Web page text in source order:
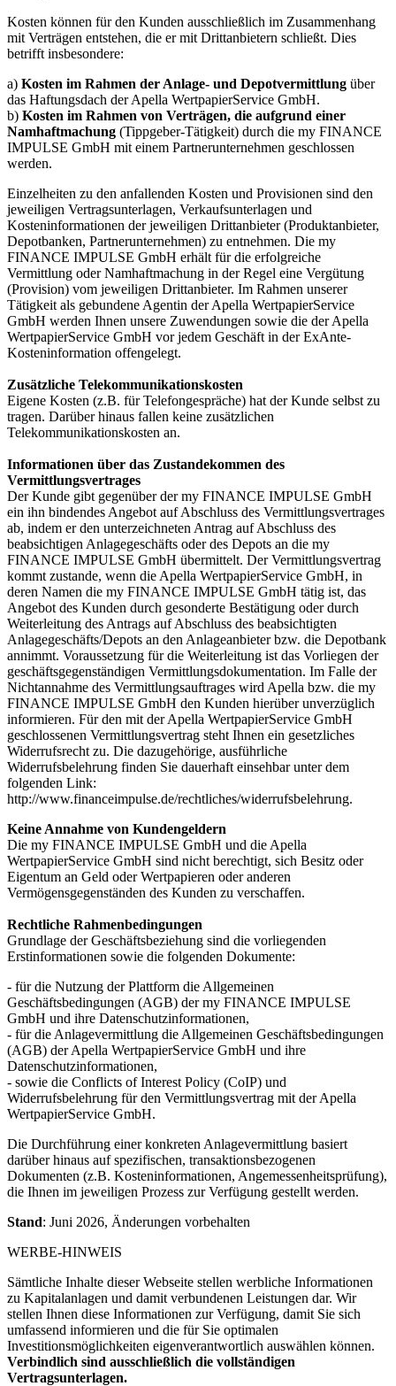
Kosten können für den Kunden ausschließlich im Zusammenhang
mit Verträgen entstehen, die er mit Drittanbietern schließt. Dies
betrifft insbesondere:
a) Kosten im Rahmen der Anlage- und Depotvermittlung über
das Haftungsdach der Apella WertpapierService GmbH.
b) Kosten im Rahmen von Verträgen, die aufgrund einer
Namhaftmachung (Tippgeber-Tätigkeit) durch die my FINANCE
IMPULSE GmbH mit einem Partnerunternehmen geschlossen
werden.
Einzelheiten zu den anfallenden Kosten und Provisionen sind den
jeweiligen Vertragsunterlagen, Verkaufsunterlagen und
Kosteninformationen der jeweiligen Drittanbieter (Produktanbieter,
Depotbanken, Partnerunternehmen) zu entnehmen. Die my
FINANCE IMPULSE GmbH erhält für die erfolgreiche
Vermittlung oder Namhaftmachung in der Regel eine Vergütung
(Provision) vom jeweiligen Drittanbieter. Im Rahmen unserer
Tätigkeit als gebundene Agentin der Apella WertpapierService
GmbH werden Ihnen unsere Zuwendungen sowie die der Apella
WertpapierService GmbH vor jedem Geschäft in der ExAnte-
Kosteninformation offengelegt.
Zusätzliche Telekommunikationskosten
Eigene Kosten (z.B. für Telefongespräche) hat der Kunde selbst zu
tragen. Darüber hinaus fallen keine zusätzlichen
Telekommunikationskosten an.
Informationen über das Zustandekommen des
Vermittlungsvertrages
Der Kunde gibt gegenüber der my FINANCE IMPULSE GmbH
ein ihn bindendes Angebot auf Abschluss des Vermittlungsvertrages
ab, indem er den unterzeichneten Antrag auf Abschluss des
beabsichtigen Anlagegeschäfts oder des Depots an die my
FINANCE IMPULSE GmbH übermittelt. Der Vermittlungsvertrag
kommt zustande, wenn die Apella WertpapierService GmbH, in
deren Namen die my FINANCE IMPULSE GmbH tätig ist, das
Angebot des Kunden durch gesonderte Bestätigung oder durch
Weiterleitung des Antrags auf Abschluss des beabsichtigten
Anlagegeschäfts/Depots an den Anlageanbieter bzw. die Depotbank
annimmt. Voraussetzung für die Weiterleitung ist das Vorliegen der
geschäftsgegenständigen Vermittlungsdokumentation. Im Falle der
Nichtannahme des Vermittlungsauftrages wird Apella bzw. die my
FINANCE IMPULSE GmbH den Kunden hierüber unverzüglich
informieren. Für den mit der Apella WertpapierService GmbH
geschlossenen Vermittlungsvertrag steht Ihnen ein gesetzliches
Widerrufsrecht zu. Die dazugehörige, ausführliche
Widerrufsbelehrung finden Sie dauerhaft einsehbar unter dem
folgenden Link:
http://www.financeimpulse.de/rechtliches/widerrufsbelehrung.
Keine Annahme von Kundengeldern
Die my FINANCE IMPULSE GmbH und die Apella
WertpapierService GmbH sind nicht berechtigt, sich Besitz oder
Eigentum an Geld oder Wertpapieren oder anderen
Vermögensgegenständen des Kunden zu verschaffen.
Rechtliche Rahmenbedingungen
Grundlage der Geschäftsbeziehung sind die vorliegenden
Erstinformationen sowie die folgenden Dokumente:
- für die Nutzung der Plattform die Allgemeinen
Geschäftsbedingungen (AGB) der my FINANCE IMPULSE
GmbH und ihre Datenschutzinformationen,
- für die Anlagevermittlung die Allgemeinen Geschäftsbedingungen
(AGB) der Apella WertpapierService GmbH und ihre
Datenschutzinformationen,
- sowie die Conflicts of Interest Policy (CoIP) und
Widerrufsbelehrung für den Vermittlungsvertrag mit der Apella
WertpapierService GmbH.
Die Durchführung einer konkreten Anlagevermittlung basiert
darüber hinaus auf spezifischen, transaktionsbezogenen
Dokumenten (z.B. Kosteninformationen, Angemessenheitsprüfung),
die Ihnen im jeweiligen Prozess zur Verfügung gestellt werden.
Stand: Juni 2026, Änderungen vorbehalten
WERBE-HINWEIS
Sämtliche Inhalte dieser Webseite stellen werb­liche Informationen
zu Kapitalanlagen und damit verbundenen Leistungen dar. Wir
stellen Ihnen diese Informationen zur Verfügung, damit Sie sich
umfassend informieren und die für Sie optimalen
Investitionsmöglichkeiten eigenver­ant­wortlich auswählen können.
Verbindlich sind ausschließlich die vollständigen
Vertragsunterlagen.